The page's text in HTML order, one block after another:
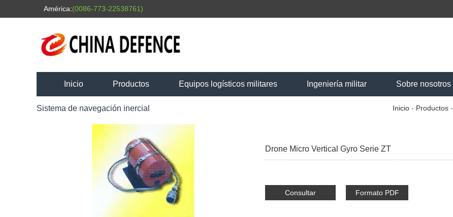
América:(0086-773-22538761)
Inicio Productos Equipos logísticos militares Ingeniería militar Sobre nosotros
Sistema de navegación inercial Inicio - Productos -
Drone Micro Vertical Gyro Serie ZT
Consultar Formato PDF